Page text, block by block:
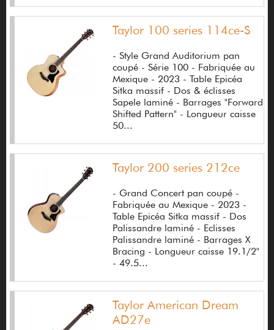
Delson
Diamond
Diana
Dingwall
Dino
Dobro
Taylor 100 series 114ce-S
- Style Grand Auditorium pan
coupé - Série 100 - Fabriquée au
Mexique - 2023 - Table Epicéa
Sitka massif - Dos & éclisses
Sapele laminé - Barrages "Forward
Shifted Pattern" - Longueur caisse
50...
Taylor 200 series 212ce
- Grand Concert pan coupé -
Fabriquée au Mexique - 2023 -
Table Epicéa Sitka massif - Dos
Palissandre laminé - Eclisses
Palissandre laminé - Barrages X
Bracing - Longueur caisse 19.1/2"
- 49.5...
Taylor American Dream
AD27e